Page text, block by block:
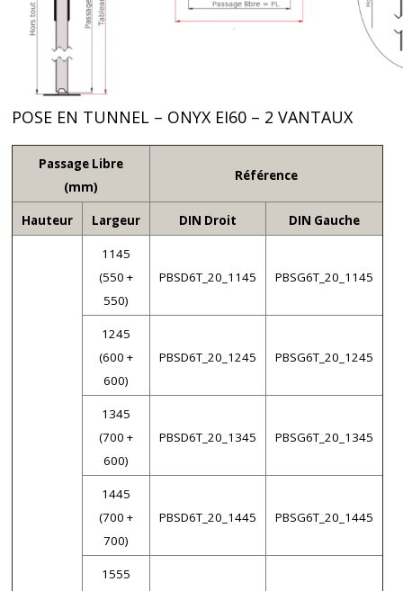
POSE EN TUNNEL – ONYX EI60 – 2 VANTAUX
Passage Libre
(mm)
Référence
Hauteur Largeur DIN Droit DIN Gauche
1145
(550 +
550)
PBSD6T_20_1145 PBSG6T_20_1145
1245
(600 +
600)
PBSD6T_20_1245 PBSG6T_20_1245
1345
(700 +
600)
PBSD6T_20_1345 PBSG6T_20_1345
1445
(700 +
700)
PBSD6T_20_1445 PBSG6T_20_1445
1555